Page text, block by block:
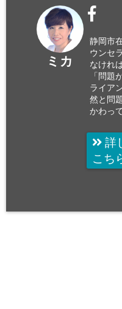
ミカ
静岡市
ウンセ
なけれ
「問題
ライア
然と問
かわっ
詳
こち